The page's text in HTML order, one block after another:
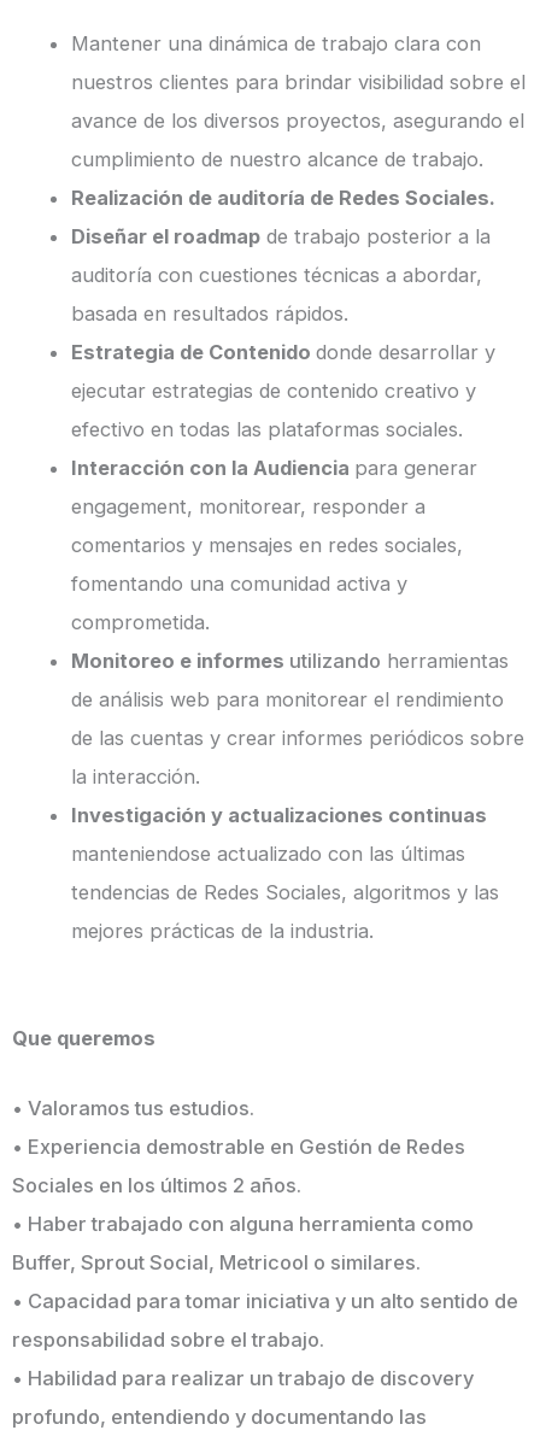
Mantener una dinámica de trabajo clara con
nuestros clientes para brindar visibilidad sobre el
avance de los diversos proyectos, asegurando el
cumplimiento de nuestro alcance de trabajo.
Realización de auditoría de Redes Sociales.
Diseñar el roadmap de trabajo posterior a la
auditoría con cuestiones técnicas a abordar,
basada en resultados rápidos.
Estrategia de Contenidodonde desarrollar y
ejecutar estrategias de contenido creativo y
efectivo en todas las plataformas sociales.
Interacción con la Audiencia para generar
engagement, monitorear, responder a
comentarios y mensajes en redes sociales,
fomentando una comunidad activa y
comprometida.
Monitoreo e informes utilizando herramientas
de análisis web para monitorear el rendimiento
de las cuentas y crear informes periódicos sobre
la interacción.
Investigación y actualizaciones continuas
manteniendose actualizado con las últimas
tendencias de Redes Sociales, algoritmos y las
mejores prácticas de la industria.
Que queremos
• Valoramos tus estudios.
• Experiencia demostrable en Gestión de Redes
Sociales en los últimos 2 años.
• Haber trabajado con alguna herramienta como
Buffer, Sprout Social, Metricool o similares.
• Capacidad para tomar iniciativa y un alto sentido de
responsabilidad sobre el trabajo.
• Habilidad para realizar un trabajo de discovery
profundo, entendiendo y documentando las